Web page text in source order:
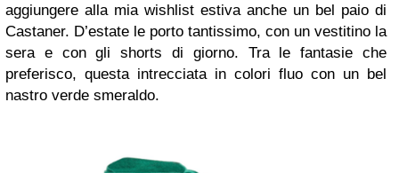
aggiungere alla mia wishlist estiva anche un bel paio di
Castaner. D’estate le porto tantissimo, con un vestitino la
sera e con gli shorts di giorno. Tra le fantasie che
preferisco, questa intrecciata in colori fluo con un bel
nastro verde smeraldo.